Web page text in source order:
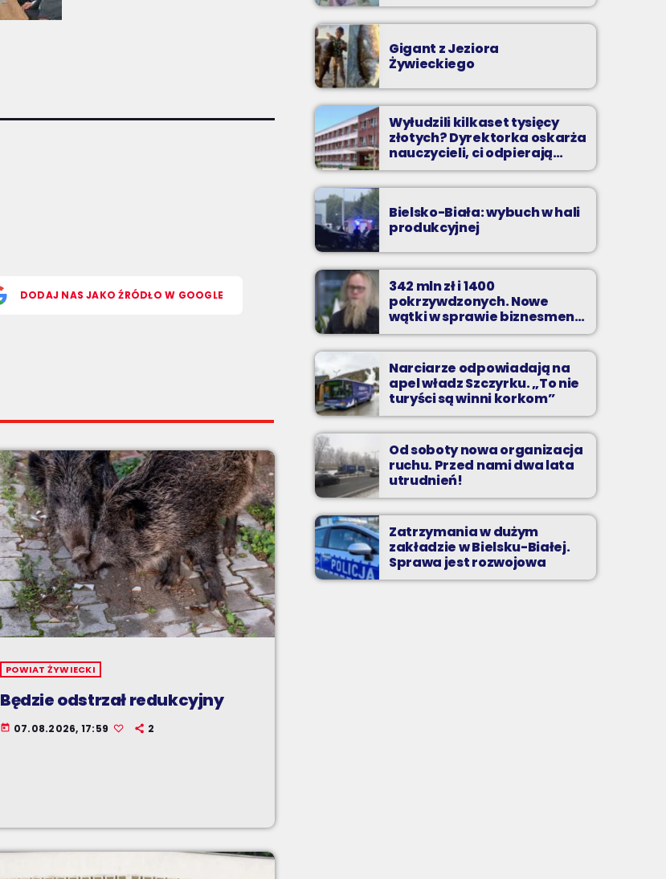
DODAJ NAS JAKO ŹRÓDŁO W GOOGLE
POWIAT ŻYWIECKI
Będzie odstrzał redukcyjny
today 07.08.2026, 17:59 2
Gigant z Jeziora
Żywieckiego
Wyłudzili kilkaset tysięcy
złotych? Dyrektorka oskarża
nauczycieli, ci odpierają
zarzuty
Bielsko-Biała: wybuch w hali
produkcyjnej
342 mln zł i 1400
pokrzywdzonych. Nowe
wątki w sprawie biznesmena
z Bielska-Białej
Narciarze odpowiadają na
apel władz Szczyrku. „To nie
turyści są winni korkom”
Od soboty nowa organizacja
ruchu. Przed nami dwa lata
utrudnień!
Zatrzymania w dużym
zakładzie w Bielsku-Białej.
Sprawa jest rozwojowa